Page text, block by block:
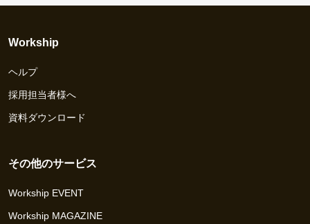
Workship
ヘルプ
採用担当者様へ
資料ダウンロード
その他のサービス
Workship EVENT
Workship MAGAZINE